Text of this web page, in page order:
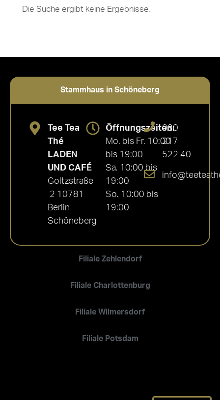
Die Suche ergibt keine Ergebnisse.
Stammhaus in Schöneberg
Filiale Zehlendorf
Filiale Charlottenburg
Filiale Wilmersdorf
Filiale Potsdam
Tee Tea
Thé
LADEN
UND CAFÉ
Goltzstraße
2 10781
Berlin
Schöneberg
Öffnungszeiten:
Mo. bis Fr. 10:00
bis 19:00
Sa. 10:00 bis
19:00
So. 10:00 bis
19:00
030
217
522 40